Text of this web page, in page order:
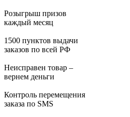
Розыгрыш призов
каждый месяц
1500 пунктов выдачи
заказов по всей РФ
Неисправен товар –
вернем деньги
Контроль перемещения
заказа по SMS